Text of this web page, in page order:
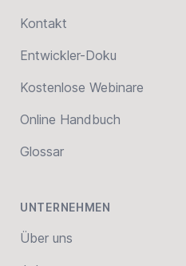
Kontakt
Entwickler-Doku
Kostenlose Webinare
Online Handbuch
Glossar
UNTERNEHMEN
Über uns